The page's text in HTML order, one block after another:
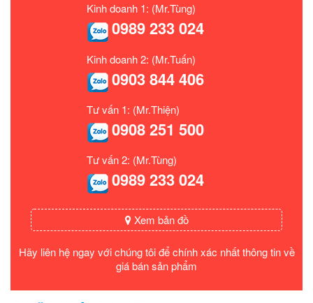
Kinh doanh 1: (Mr.Tùng)
0989 233 024
Kinh doanh 2: (Mr.Tuấn)
0903 844 406
Tư vấn 1: (Mr.Thiện)
0908 251 500
Tư vấn 2: (Mr.Tùng)
0989 233 024
Xem bản đồ
Hãy liên hệ ngay với chúng tôi để chính xác nhất thông tin về
giá bán sản phẩm